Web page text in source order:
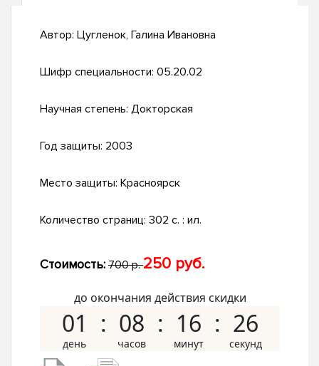
Автор: Цугленок, Галина Ивановна
Шифр специальности: 05.20.02
Научная степень: Докторская
Год защиты: 2003
Место защиты: Красноярск
Количество страниц: 302 с. : ил.
Стоимость: 700 р.250 руб.
до окончания действия скидки
01 08 16 25